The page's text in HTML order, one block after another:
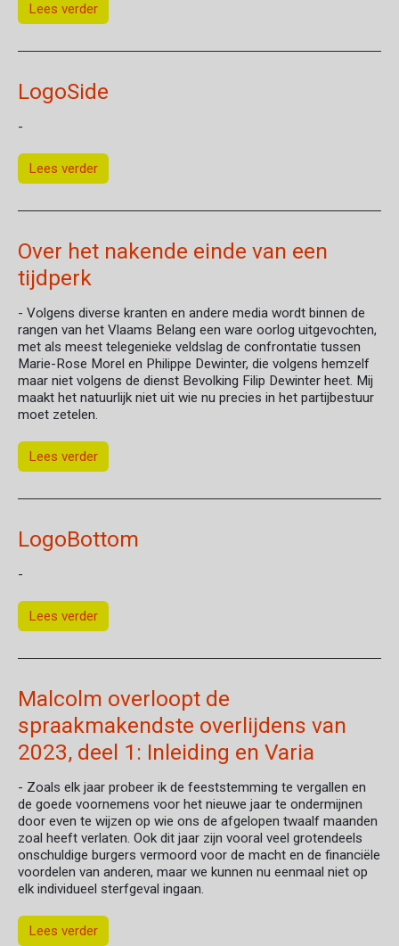
Lees verder
LogoSide
-
Lees verder
Over het nakende einde van een
tijdperk
- Volgens diverse kranten en andere media wordt binnen de
rangen van het Vlaams Belang een ware oorlog uitgevochten,
met als meest telegenieke veldslag de confrontatie tussen
Marie-Rose Morel en Philippe Dewinter, die volgens hemzelf
maar niet volgens de dienst Bevolking Filip Dewinter heet. Mij
maakt het natuurlijk niet uit wie nu precies in het partijbestuur
moet zetelen.
Lees verder
LogoBottom
-
Lees verder
Malcolm overloopt de
spraakmakendste overlijdens van
2023, deel 1: Inleiding en Varia
- Zoals elk jaar probeer ik de feeststemming te vergallen en
de goede voornemens voor het nieuwe jaar te ondermijnen
door even te wijzen op wie ons de afgelopen twaalf maanden
zoal heeft verlaten. Ook dit jaar zijn vooral veel grotendeels
onschuldige burgers vermoord voor de macht en de financiële
voordelen van anderen, maar we kunnen nu eenmaal niet op
elk individueel sterfgeval ingaan.
Lees verder